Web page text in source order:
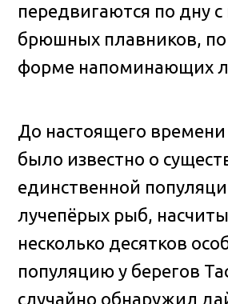
передвигаются по дну
брюшных плавников,
форме напоминающих
До настоящего
было известно о
единственной
лучепёрых рыб,
несколько десятков
популяцию у берегов
случайно обнаружил